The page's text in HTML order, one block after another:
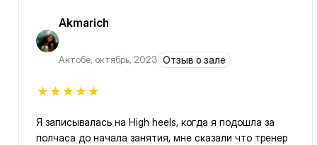
Akmarich
Актобе, октябрь, 2023 Отзыв о зале
Я записывалась на High heels, когда я подошла за
полчаса до начала занятия, мне сказали что тренер